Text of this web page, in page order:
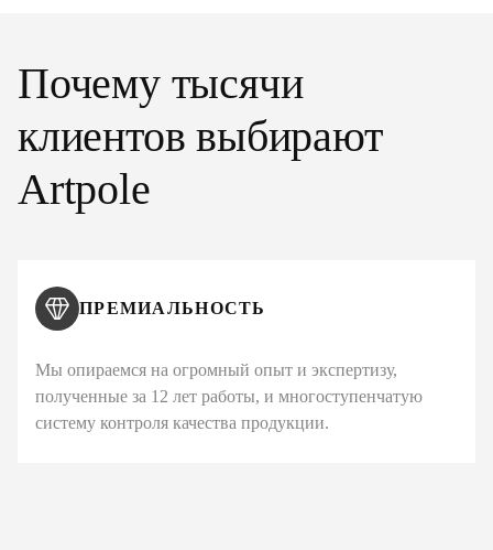
Почему тысячи
клиентов выбирают
Artpole
ПРЕМИАЛЬНОСТЬ
Мы опираемся на огромный опыт и экспертизу,
полученные за 12 лет работы, и многоступенчатую
систему контроля качества продукции.